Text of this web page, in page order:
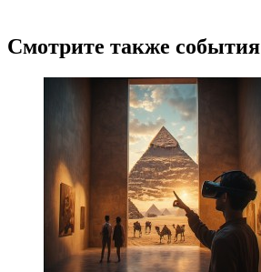
Смотрите также события